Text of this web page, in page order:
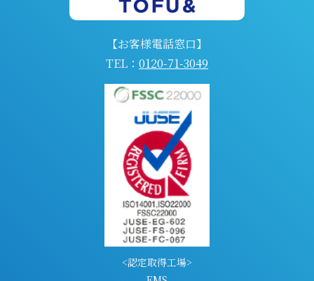
【お客様電話窓口】
TEL： 0120-71-3049
<認定取得工場>